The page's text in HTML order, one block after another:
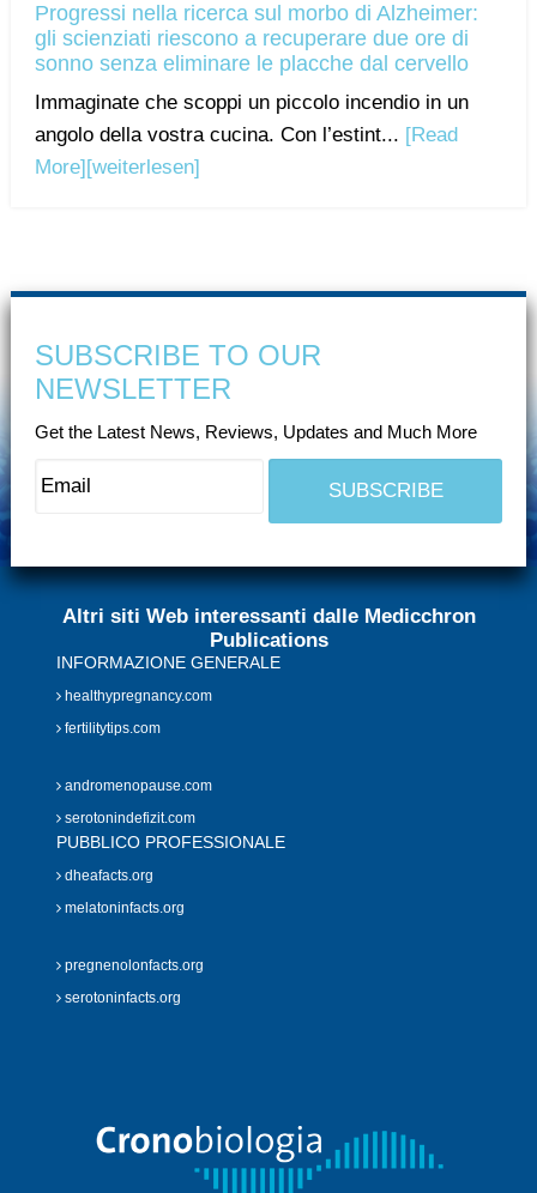
Progressi nella ricerca sul morbo di Alzheimer:
gli scienziati riescono a recuperare due ore di
sonno senza eliminare le placche dal cervello
Immaginate che scoppi un piccolo incendio in un
angolo della vostra cucina. Con l’estint... [Read
More][weiterlesen]
SUBSCRIBE TO OUR
NEWSLETTER
Get the Latest News, Reviews, Updates and Much More
Altri siti Web interessanti dalle Medicchron
Publications
INFORMAZIONE GENERALE
healthypregnancy.com
fertilitytips.com
andromenopause.com
serotonindefizit.com
PUBBLICO PROFESSIONALE
dheafacts.org
melatoninfacts.org
pregnenolonfacts.org
serotoninfacts.org